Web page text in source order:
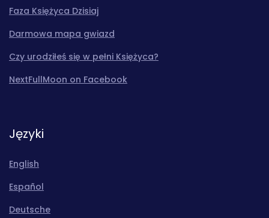
Faza Księżyca Dzisiaj
Darmowa mapa gwiazd
Czy urodziłeś się w pełni Księżyca?
NextFullMoon on Facebook
Języki
English
Español
Deutsche